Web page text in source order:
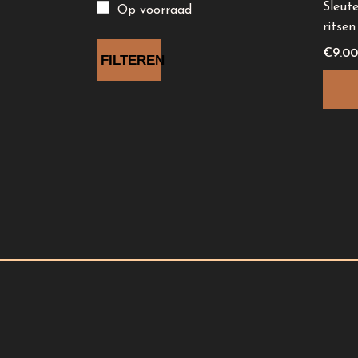
Op voorraad
FILTEREN
ritsen
€9.00
worden